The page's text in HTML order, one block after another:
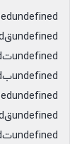
undefinedبundefinedگundefinedیundefinedرundefinedیundefinedدundefined